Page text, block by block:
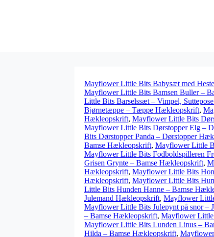
Mayflower Little Bits Babysæt med
Mayflower Little Bits Bamsen Buller –
Little Bits Barselssæt – Vimpel,
Bjørnetæppe – Tæppe Hækleopskrift,
Hækleopskrift, Mayflower Little Bits
Mayflower Little Bits Dørstopper Elg –
Bits Dørstopper Panda – Dørstopper
Bamse Hækleopskrift, Mayflower Little
Mayflower Little Bits Fodboldspilleren
Grisen Grynte – Bamse Hækleopskrift,
Hækleopskrift, Mayflower Little Bits
Hækleopskrift, Mayflower Little Bits
Little Bits Hunden Hanne – Bamse
Julemand Hækleopskrift, Mayflower
Mayflower Little Bits Julepynt på snor –
– Bamse Hækleopskrift, Mayflower
Mayflower Little Bits Lunden Linus –
Hilda – Bamse Hækleopskrift,